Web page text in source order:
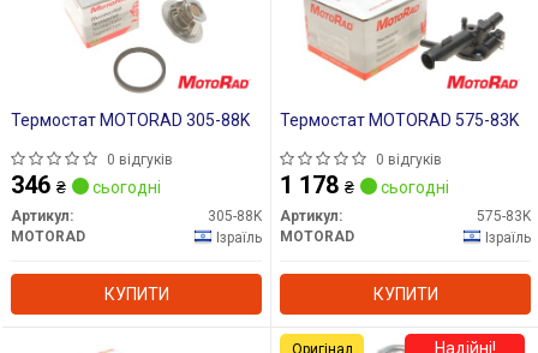
Термостат MOTORAD 305-88K
0 відгуків
346 ₴ сьогодні
Артикул:
305-88K
MOTORAD
Ізраїль
КУПИТИ
Термостат MOTORAD 575-83K
0 відгуків
1 178 ₴ сьогодні
Артикул:
575-83K
MOTORAD
Ізраїль
КУПИТИ
Надійні!
Оригінал